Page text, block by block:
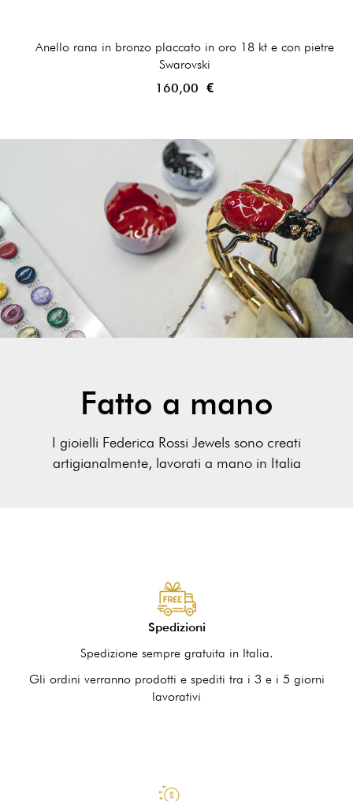
Anello rana in bronzo placcato in oro 18 kt e con pietre
Swarovski
160,00 €
Fatto a mano
I gioielli Federica Rossi Jewels sono creati
artigianalmente, lavorati a mano in Italia
Spedizioni
Spedizione sempre gratuita in Italia.
Gli ordini verranno prodotti e spediti tra i 3 e i 5 giorni
lavorativi